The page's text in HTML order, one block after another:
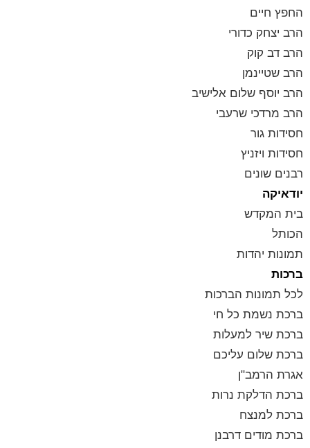
החפץ חיים
הרב יצחק כדורי
הרב דב קוק
הרב שטיינמן
הרב יוסף שלום אלישיב
הרב מרדכי שרעבי
חסידות גור
חסידות ויזניץ
רבנים שונים
יודאיקה
בית המקדש
הכותל
תמונות יהדות
ברכות
לכל תמונות הברכות
ברכת נשמת כל חי
ברכת שיר למעלות
ברכת שלום עליכם
אגרת הרמב"ן
ברכת הדלקת נרות
ברכת למנצח
ברכת מודים דרבנן